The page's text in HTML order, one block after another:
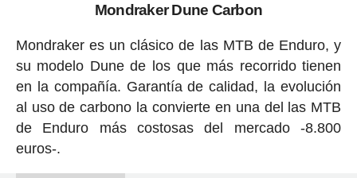
Mondraker Dune Carbon
Mondraker es un clásico de las MTB de Enduro, y
su modelo Dune de los que más recorrido tienen
en la compañía. Garantía de calidad, la evolución
al uso de carbono la convierte en una del las MTB
de Enduro más costosas del mercado -8.800
euros-.